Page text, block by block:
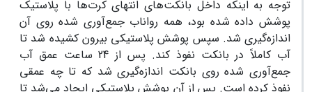
توجه به اینکه داخل بانکت‌های انتهای کرت‌ها با پلاستیک
پوشش داده شده بود، همه رواناب جمع‌آوری شده روی آن
اندازه‌گیری شد. سپس پوشش پلاستیکی بیرون کشیده شد تا
آب کاملاً در بانکت نفوذ کند. پس از 24 ساعت عمق آب
جمع‌آوری شده روی بانکت اندازه‌گیری شد که تا چه عمقی
نفوذ کرده است. پس از آن پوشش پلاستیکی ایجاد می‌شد تا